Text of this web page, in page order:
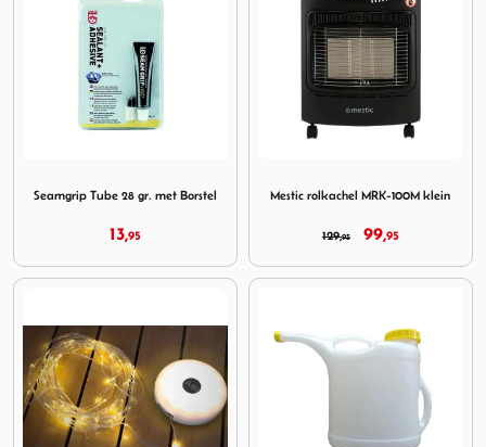
Seamgrip Tube 28 gr. met Borstel
13,95
Mestic rolkachel MRK-100M klein
129,95 99,95